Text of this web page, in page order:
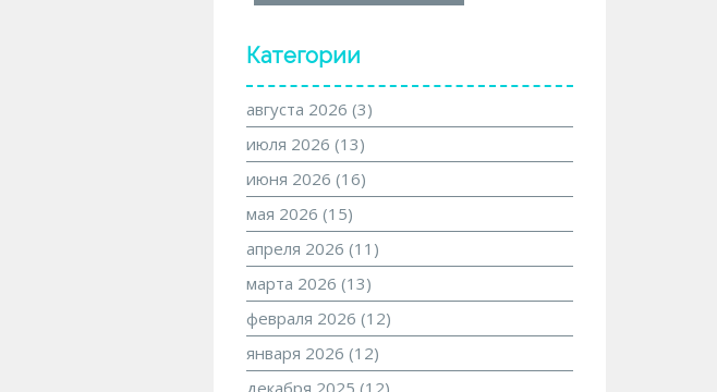
Категории
августа 2026 (3)
июля 2026 (13)
июня 2026 (16)
мая 2026 (15)
апреля 2026 (11)
марта 2026 (13)
февраля 2026 (12)
января 2026 (12)
декабря 2025 (12)